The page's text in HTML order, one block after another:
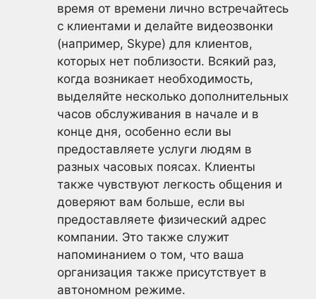
время от времени лично встречайтесь
с клиентами и делайте видеозвонки
(например, Skype) для клиентов,
которых нет поблизости. Всякий раз,
когда возникает необходимость,
выделяйте несколько дополнительных
часов обслуживания в начале и в
конце дня, особенно если вы
предоставляете услуги людям в
разных часовых поясах. Клиенты
также чувствуют легкость общения и
доверяют вам больше, если вы
предоставляете физический адрес
компании. Это также служит
напоминанием о том, что ваша
организация также присутствует в
автономном режиме.